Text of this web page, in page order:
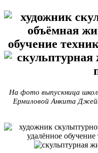
На фото выпускница
Ермиловой Анкита